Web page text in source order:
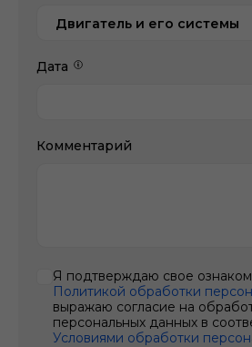
Двигатель и его системы
Дата
Комментарий
Я подтверждаю свое
Политикой обработки
выражаю согласие на
персональных данных в
Условиями обработки